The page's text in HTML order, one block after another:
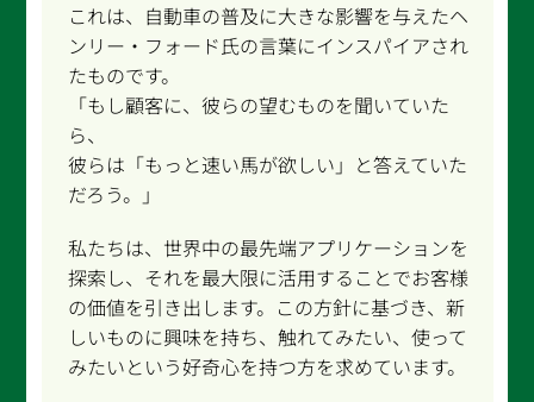
これは、自動車の普及に大きな影響を与えたヘ
ンリー・フォード氏の言葉にインスパイアされ
たものです。
「もし顧客に、彼らの望むものを聞いていた
ら、
彼らは「もっと速い馬が欲しい」と答えていた
だろう。」
私たちは、世界中の最先端アプリケーションを
探索し、それを最大限に活用することでお客様
の価値を引き出します。この方針に基づき、新
しいものに興味を持ち、触れてみたい、使って
みたいという好奇心を持つ方を求めています。